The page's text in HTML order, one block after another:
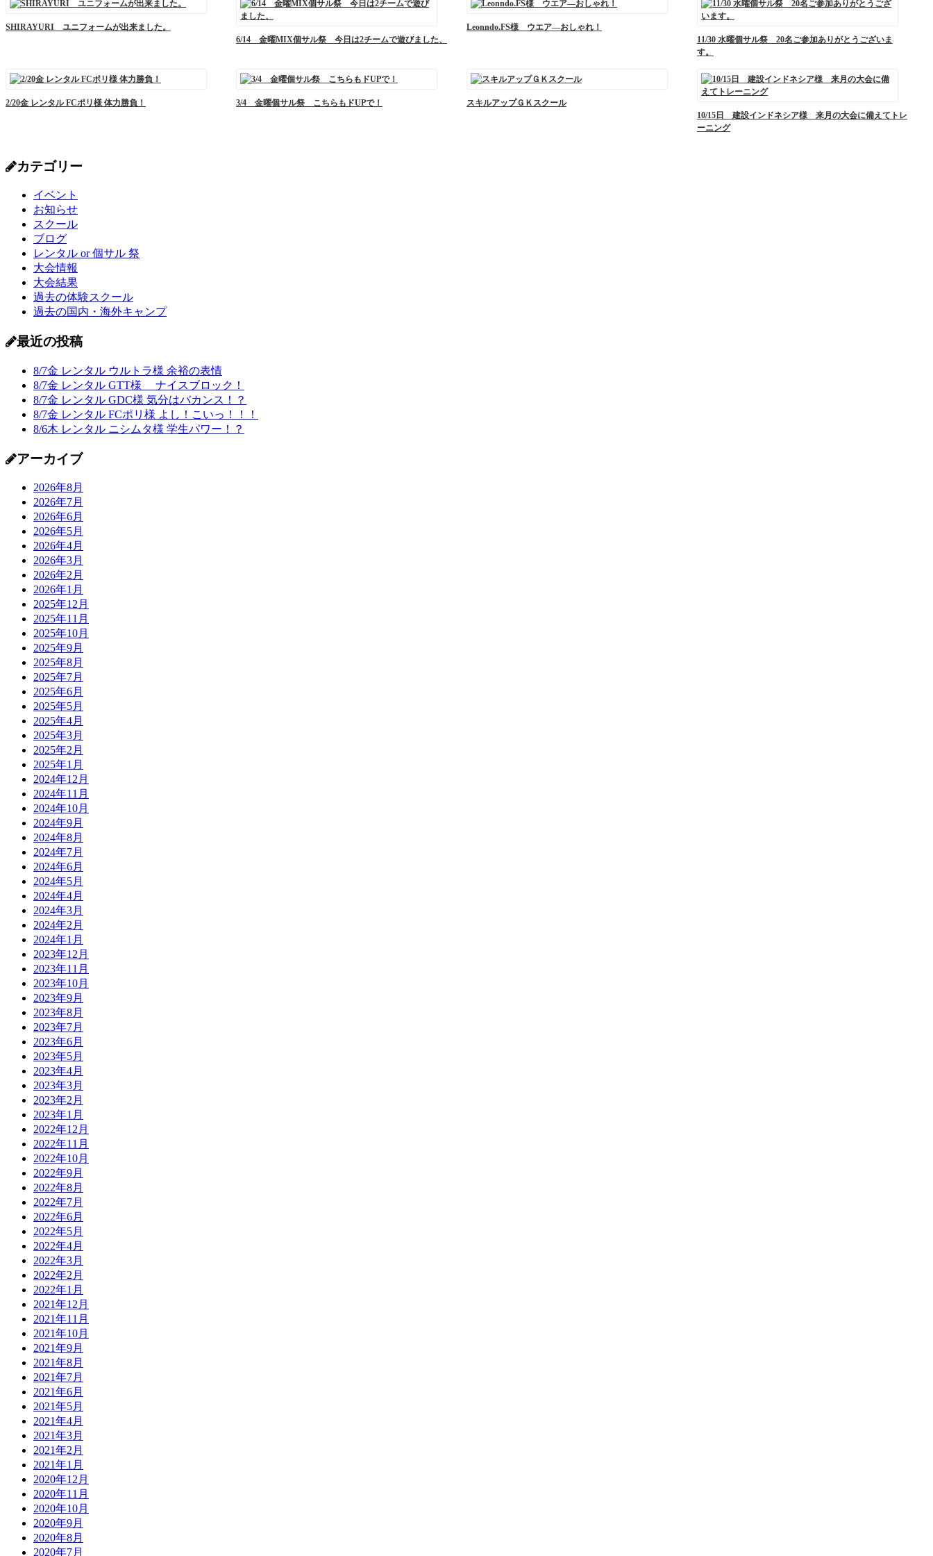
SHIRAYURI ユニフォームが出来ました。
6/14 金曜MIX個サル祭 今日は2チームで遊びました、
Leonndo.FS様 ウエア―おしゃれ！
11/30 水曜個サル祭 20名ご参加ありがとうございま
す。
2/20金 レンタル FCポリ様 体力勝負！ 3/4 金曜個サル祭 こちらもドUPで！
スキルアップＧＫスクール
10/15日 建設インドネシア様 来月の大会に備えてトレ
ーニング
カテゴリー
イベント
お知らせ
スクール
ブログ
レンタル or 個サル 祭
大会情報
大会結果
過去の体験スクール
過去の国内・海外キャンプ
最近の投稿
8/7金 レンタル ウルトラ様 余裕の表情
8/7金 レンタル GTT様 ナイスブロック！
8/7金 レンタル GDC様 気分はバカンス！？
8/7金 レンタル FCポリ様 よし！こいっ！！！
8/6木 レンタル ニシムタ様 学生パワー！？
アーカイブ
2026年8月
2026年7月
2026年6月
2026年5月
2026年4月
2026年3月
2026年2月
2026年1月
2025年12月
2025年11月
2025年10月
2025年9月
2025年8月
2025年7月
2025年6月
2025年5月
2025年4月
2025年3月
2025年2月
2025年1月
2024年12月
2024年11月
2024年10月
2024年9月
2024年8月
2024年7月
2024年6月
2024年5月
2024年4月
2024年3月
2024年2月
2024年1月
2023年12月
2023年11月
2023年10月
2023年9月
2023年8月
2023年7月
2023年6月
2023年5月
2023年4月
2023年3月
2023年2月
2023年1月
2022年12月
2022年11月
2022年10月
2022年9月
2022年8月
2022年7月
2022年6月
2022年5月
2022年4月
2022年3月
2022年2月
2022年1月
2021年12月
2021年11月
2021年10月
2021年9月
2021年8月
2021年7月
2021年6月
2021年5月
2021年4月
2021年3月
2021年2月
2021年1月
2020年12月
2020年11月
2020年10月
2020年9月
2020年8月
2020年7月